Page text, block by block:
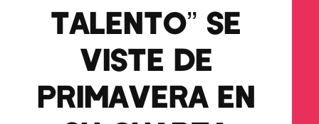
TALENTO” SE
VISTE DE
PRIMAVERA EN